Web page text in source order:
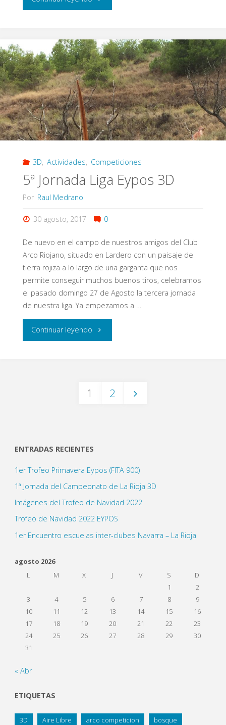
3D, Actividades, Competiciones
5ª Jornada Liga Eypos 3D
Por Raul Medrano
30 agosto, 2017 0
De nuevo en el campo de nuestros amigos del Club
Arco Riojano, situado en Lardero con un paisaje de
tierra rojiza a lo largo de una garganta que nos
permite conseguir muchos buenos tiros, celebramos
el pasado domingo 27 de Agosto la tercera jornada
de nuestra liga. Ya empezamos a …
Continuar leyendo "5ª
Eypos
de
entradas
1 2
ENTRADAS RECIENTES
1er Trofeo Primavera Eypos (FITA 900)
1ª Jornada del Campeonato de La Rioja 3D
Imágenes del Trofeo de Navidad 2022
Trofeo de Navidad 2022 EYPOS
1er Encuentro escuelas inter-clubes Navarra – La Rioja
agosto 2026
L
M X J V S
D
1
2
3
4 5 6 7 8
9
10
11 12 13 14 15
16
17
18 19 20 21 22
23
24
25 26 27 28 29
30
31
« Abr
ETIQUETAS
3D Aire Libre arco competicion bosque